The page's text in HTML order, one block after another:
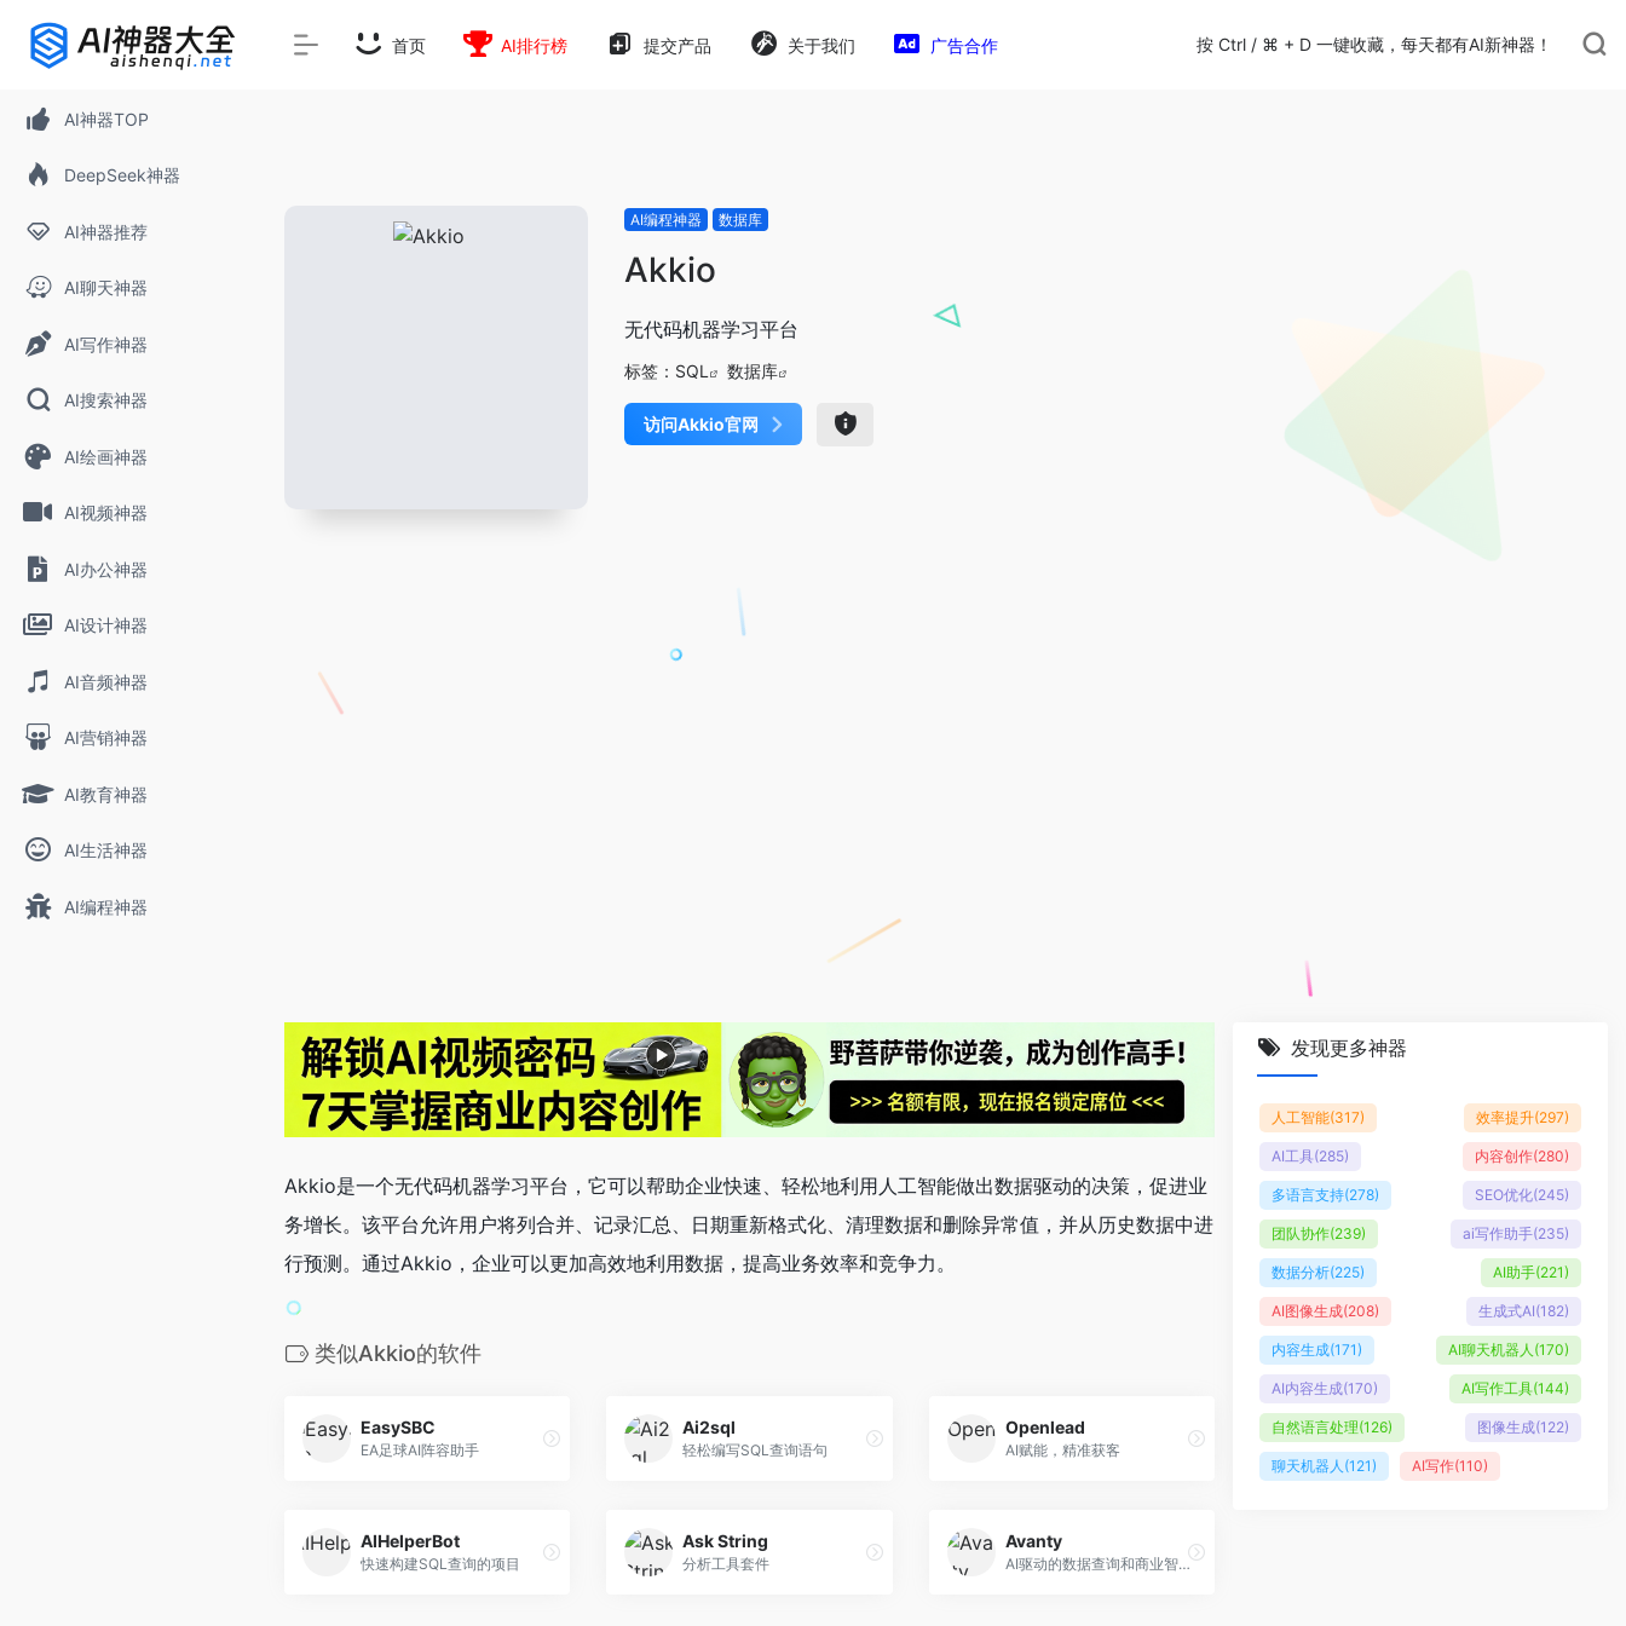
AI神器TOP
DeepSeek神器
AI神器推荐
AI聊天神器
AI写作神器
AI搜索神器
AI绘画神器
AI视频神器
AI办公神器
AI设计神器
AI音频神器
AI营销神器
AI教育神器
AI生活神器
AI编程神器
首页 AI排行榜 提交产品 关于我们 广告合作 按 Ctrl / ⌘ + D 一键收藏，每天都有AI新神器！
AI编程神器 数据库
Akkio
无代码机器学习平台
标签： SQL 数据库
访问Akkio官网
Akkio是一个无代码机器学习平台，它可以帮助企业快速、轻松地利用人工智能做出数据驱动的决策，促进业
务增长。该平台允许用户将列合并、记录汇总、日期重新格式化、清理数据和删除异常值，并从历史数据中进
行预测。通过Akkio，企业可以更加高效地利用数据，提高业务效率和竞争力。
类似Akkio的软件
EasySBC
EA足球AI阵容助手
Ai2sql
轻松编写SQL查询语句
Openlead
AI赋能，精准获客
AIHelperBot
快速构建SQL查询的项目
Ask String
分析工具套件
Avanty
AI驱动的数据查询和商业智能工具
发现更多神器
人工智能(317) 效率提升(297)
AI工具(285) 内容创作(280)
多语言支持(278) SEO优化(245)
团队协作(239) ai写作助手(235)
数据分析(225) AI助手(221)
AI图像生成(208) 生成式AI(182)
内容生成(171) AI聊天机器人 (170)
AI内容生成(170) AI写作工具(144)
自然语言处理(126) 图像生成(122)
聊天机器人 (121) AI写作(110)